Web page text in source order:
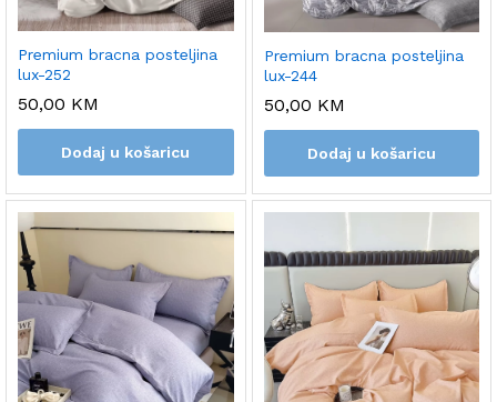
Premium bracna posteljina
lux-252
50,00 KM
Dodaj u košaricu
Premium bracna posteljina
lux-244
50,00 KM
Dodaj u košaricu